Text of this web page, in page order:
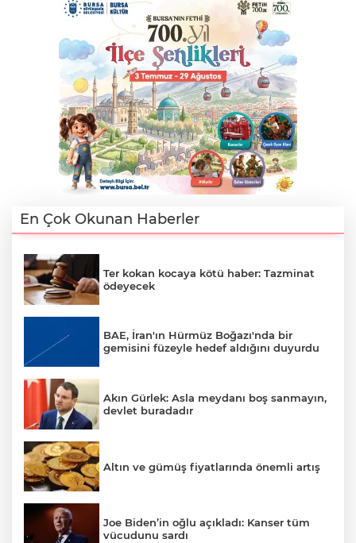
En Çok Okunan Haberler
Ter kokan kocaya kötü haber: Tazminat
ödeyecek
BAE, İran'ın Hürmüz Boğazı'nda bir
gemisini füzeyle hedef aldığını duyurdu
Akın Gürlek: Asla meydanı boş sanmayın,
devlet buradadır
Altın ve gümüş fiyatlarında önemli artış
Joe Biden’in oğlu açıkladı: Kanser tüm
vücudunu sardı